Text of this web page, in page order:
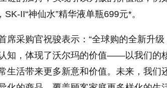
II“神仙水”精华液单瓶699元*。
席采购官祝骏表示：“全球购的全新升级
知，体现了沃尔玛的价值——以我们的
生活带来更多新意和价值。未来，我们